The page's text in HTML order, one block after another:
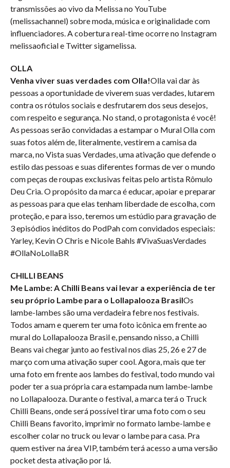
transmissões ao vivo da Melissa no YouTube
(melissachannel) sobre moda, música e originalidade com
influenciadores. A cobertura real-time ocorre no Instagram
melissaoficial e Twitter sigamelissa.
OLLA
Venha viver suas verdades com Olla!Olla vai dar às
pessoas a oportunidade de viverem suas verdades, lutarem
contra os rótulos sociais e desfrutarem dos seus desejos,
com respeito e segurança. No stand, o protagonista é você!
As pessoas serão convidadas a estampar o Mural Olla com
suas fotos além de, literalmente, vestirem a camisa da
marca, no Vista suas Verdades, uma ativação que defende o
estilo das pessoas e suas diferentes formas de ver o mundo
com peças de roupas exclusivas feitas pelo artista Rômulo
Deu Cria. O propósito da marca é educar, apoiar e preparar
as pessoas para que elas tenham liberdade de escolha, com
proteção, e para isso, teremos um estúdio para gravação de
3 episódios inéditos do PodPah com convidados especiais:
Yarley, Kevin O Chris e Nicole Bahls #VivaSuasVerdades
#OllaNoLollaBR
CHILLI BEANS
Me Lambe: A Chilli Beans vai levar a experiência de ter
seu próprio Lambe para o Lollapalooza BrasilOs
lambe-lambes são uma verdadeira febre nos festivais.
Todos amam e querem ter uma foto icônica em frente ao
mural do Lollapalooza Brasil e, pensando nisso, a Chilli
Beans vai chegar junto ao festival nos dias 25, 26 e 27 de
março com uma ativação super cool. Agora, mais que ter
uma foto em frente aos lambes do festival, todo mundo vai
poder ter a sua própria cara estampada num lambe-lambe
no Lollapalooza. Durante o festival, a marca terá o Truck
Chilli Beans, onde será possível tirar uma foto com o seu
Chilli Beans favorito, imprimir no formato lambe-lambe e
escolher colar no truck ou levar o lambe para casa. Pra
quem estiver na área VIP, também terá acesso a uma versão
pocket desta ativação por lá.